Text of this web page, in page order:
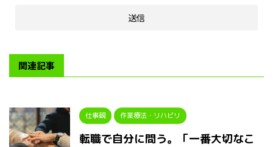
関連記事
仕事観 作業療法・リハビリ
転職で自分に問う。「一番大切なこ